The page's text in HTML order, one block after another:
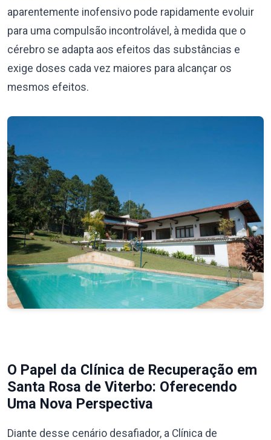
aparentemente inofensivo pode rapidamente evoluir
para uma compulsão incontrolável, à medida que o
cérebro se adapta aos efeitos das substâncias e
exige doses cada vez maiores para alcançar os
mesmos efeitos.
O Papel da Clínica de Recuperação em
Santa Rosa de Viterbo: Oferecendo
Uma Nova Perspectiva
Diante desse cenário desafiador, a Clínica de